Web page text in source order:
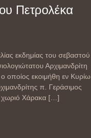
Πετρολέκα
εκδημίας του σεβαστού
Αρχιμανδρίτη
οποίος εκοιμήθη εν Κυρίω
π. Γεράσιμος
χωριό Χάρακα […]